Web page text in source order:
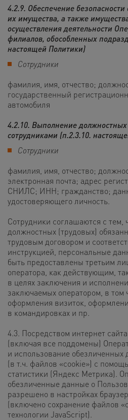
4.2.9. Обеспечение безопасности
их имущества, а также
осуществления деятельности
филиалов, обособленных
настоящей Политики)
Сотрудники
фамилия, имя, отчество;
государственный
автомобиля
4.2.10. Выполнение
сотрудниками (п.2.3.10.
Сотрудники
фамилия, имя, отчество;
электронная почта; адрес
СНИЛС; ИНН; гражданство;
удостоверяющего личность
Сотрудники соглашаются с тем,
должностных (трудовых)
трудовым договором и
инструкцией, персональные
быть предоставлены третьим
оператора, как действующим,
в целях заключения и
заключаемых оператором, в том
оформления визиток,
в командировках и пр.
4.3. Посредством интернет сайта
(включая все поддомены)
и использование обезличенных
(в т.ч. файлов «cookie») с
статистики (Яндекс Метрика).
обезличенные данные о
разрешено в настройках
(включено сохранение файлов
технологии JavaScript).